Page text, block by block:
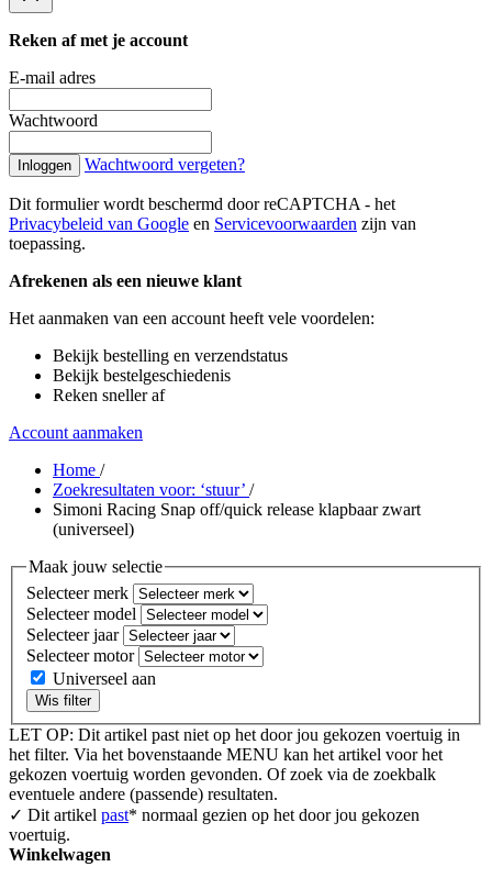
Reken af met je account
E-mail adres
Wachtwoord
Inloggen Wachtwoord vergeten?
Dit formulier wordt beschermd door reCAPTCHA - het
Privacybeleid van Google en Servicevoorwaarden zijn van
toepassing.
Afrekenen als een nieuwe klant
Het aanmaken van een account heeft vele voordelen:
Bekijk bestelling en verzendstatus
Bekijk bestelgeschiedenis
Reken sneller af
Account aanmaken
Home /
Zoekresultaten voor: ‘stuur’ /
Simoni Racing Snap off/quick release klapbaar zwart
(universeel)
Maak jouw selectie
Selecteer merk
Selecteer model
Selecteer jaar
Selecteer motor
Universeel aan
Wis filter
LET OP: Dit artikel past niet op het door jou gekozen voertuig in
het filter. Via het bovenstaande MENU kan het artikel voor het
gekozen voertuig worden gevonden. Of zoek via de zoekbalk
eventuele andere (passende) resultaten.
✓ Dit artikel past* normaal gezien op het door jou gekozen
voertuig.
Winkelwagen